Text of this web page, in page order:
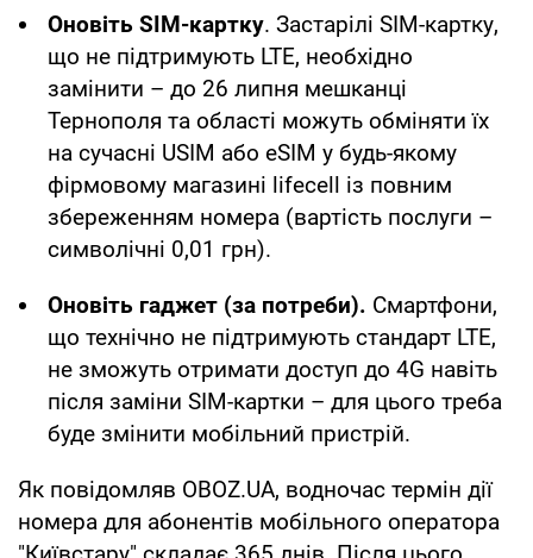
Оновіть SIM-картку. Застарілі SIM-картку,
що не підтримують LTE, необхідно
замінити – до 26 липня мешканці
Тернополя та області можуть обміняти їх
на сучасні USIM або eSIM у будь-якому
фірмовому магазині lifecell із повним
збереженням номера (вартість послуги –
символічні 0,01 грн).
Оновіть гаджет (за потреби). Смартфони,
що технічно не підтримують стандарт LTE,
не зможуть отримати доступ до 4G навіть
після заміни SIM-картки – для цього треба
буде змінити мобільний пристрій.
Як повідомляв OBOZ.UA, водночас термін дії
номера для абонентів мобільного оператора